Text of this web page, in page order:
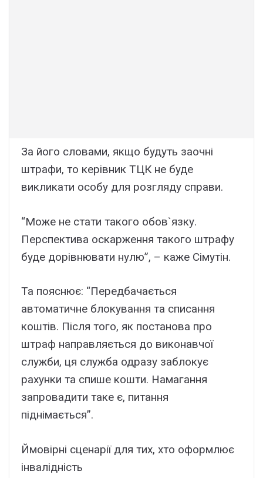
За його словами, якщо будуть заочні
штрафи, то керівник ТЦК не буде
викликати особу для розгляду справи.
“Може не стати такого обов`язку.
Перспектива оскарження такого штрафу
буде дорівнювати нулю”, – каже Сімутін.
Та пояснює: “Передбачається
автоматичне блокування та списання
коштів. Після того, як постанова про
штраф направляється до виконавчої
служби, ця служба одразу заблокує
рахунки та спише кошти. Намагання
запровадити таке є, питання
піднімається”.
Ймовірні сценарії для тих, хто оформлює
інвалідність